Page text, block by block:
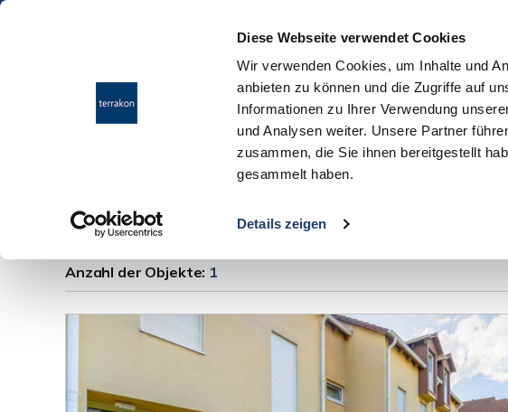
Diese Webseite verwendet Cookies
Wir verwenden Cookies, um Inhalte und
anbieten zu können und die Zugriffe auf
Informationen zu Ihrer Verwendung
und Analysen weiter. Unsere Partner
zusammen, die Sie ihnen bereitgestellt
gesammelt haben.
Details zeigen
START
Eigentumswohnungen
Anzahl der Objekte: 1